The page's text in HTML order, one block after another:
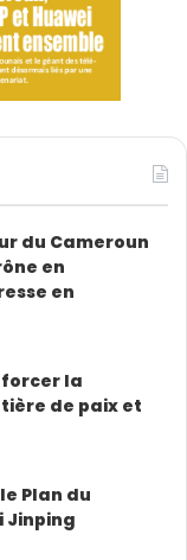
du Cameroun
en
en
la
de paix et
Plan du
Jinping